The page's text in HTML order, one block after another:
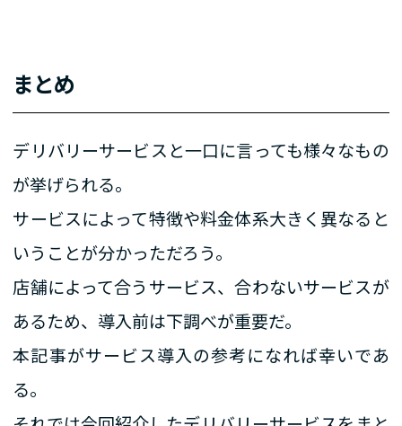
まとめ
デリバリーサービスと一口に言っても様々なもの
が挙げられる。
サービスによって特徴や料金体系大きく異なると
いうことが分かっただろう。
店舗によって合うサービス、合わないサービスが
あるため、導入前は下調べが重要だ。
本記事がサービス導入の参考になれば幸いであ
る。